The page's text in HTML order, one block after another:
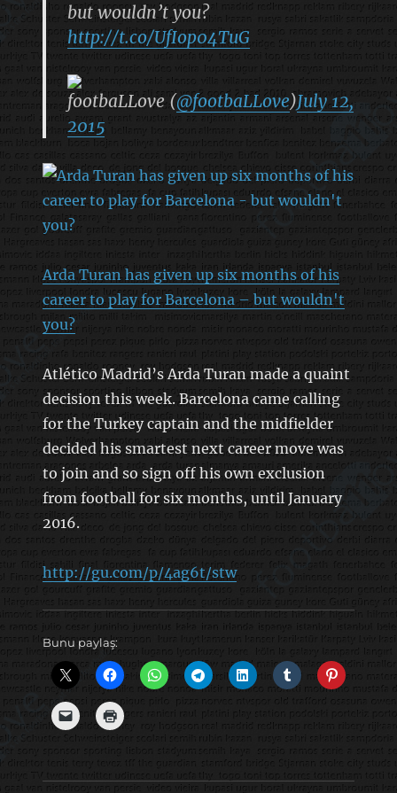
but wouldn’t you?
http://t.co/UfIop04TuG
footbaLLove (@footbaLLove)July 12,
2015
Arda Turan has given up six months of his
career to play for Barcelona – but wouldn't
you?
Atlético Madrid’s Arda Turan made a quaint
decision this week. Barcelona came calling
for the Turkey captain and the midfielder
decided his smartest next career move was
to join and so sign off his own exclusion
from football for six months, until January
2016.
http://gu.com/p/4ag6t/stw
Bunu paylaş: